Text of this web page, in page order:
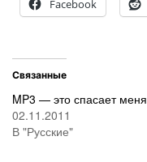
Facebook
Связанные
MP3 — это спасает меня
02.11.2011
В "Русские"